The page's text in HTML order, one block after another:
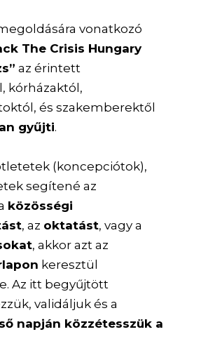
vonatkozó
The Crisis Hungary
az érintett
kórházaktól,
és szakemberektől
gyűjti.
(koncepciótok),
segítené az
közösségi
, az oktatást, vagy a
, akkor azt az
keresztül
Az itt begyűjtött
validáljuk és a
napján közzétesszük a